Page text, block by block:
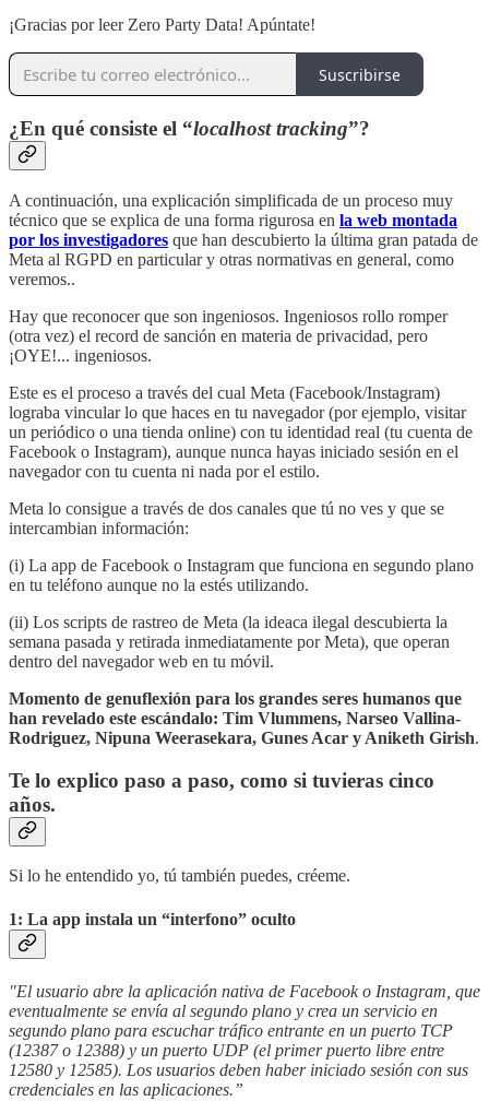
¡Gracias por leer Zero Party Data! Apúntate!
Suscribirse
¿En qué consiste el “localhost tracking”?
A continuación, una explicación simplificada de un proceso muy
técnico que se explica de una forma rigurosa en la web montada
por los investigadores que han descubierto la última gran patada de
Meta al RGPD en particular y otras normativas en general, como
veremos..
Hay que reconocer que son ingeniosos. Ingeniosos rollo romper
(otra vez) el record de sanción en materia de privacidad, pero
¡OYE!... ingeniosos.
Este es el proceso a través del cual Meta (Facebook/Instagram)
lograba vincular lo que haces en tu navegador (por ejemplo, visitar
un periódico o una tienda online) con tu identidad real (tu cuenta de
Facebook o Instagram), aunque nunca hayas iniciado sesión en el
navegador con tu cuenta ni nada por el estilo.
Meta lo consigue a través de dos canales que tú no ves y que se
intercambian información:
(i) La app de Facebook o Instagram que funciona en segundo plano
en tu teléfono aunque no la estés utilizando.
(ii) Los scripts de rastreo de Meta (la ideaca ilegal descubierta la
semana pasada y retirada inmediatamente por Meta), que operan
dentro del navegador web en tu móvil.
Momento de genuflexión para los grandes seres humanos que
han revelado este escándalo: Tim Vlummens, Narseo Vallina-
Rodriguez, Nipuna Weerasekara, Gunes Acar y Aniketh Girish.
Te lo explico paso a paso, como si tuvieras cinco
años.
Si lo he entendido yo, tú también puedes, créeme.
1: La app instala un “interfono” oculto
"El usuario abre la aplicación nativa de Facebook o Instagram, que
eventualmente se envía al segundo plano y crea un servicio en
segundo plano para escuchar tráfico entrante en un puerto TCP
(12387 o 12388) y un puerto UDP (el primer puerto libre entre
12580 y 12585). Los usuarios deben haber iniciado sesión con sus
credenciales en las aplicaciones.”